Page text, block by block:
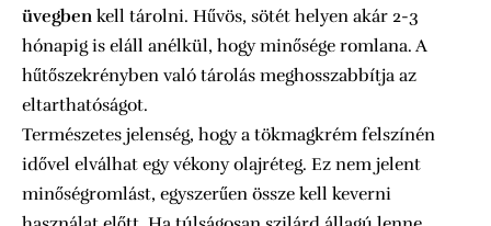
üvegben kell tárolni. Hűvös, sötét helyen akár 2-3
hónapig is eláll anélkül, hogy minősége romlana. A
hűtőszekrényben való tárolás meghosszabbítja az
eltarthatóságot.
Természetes jelenség, hogy a tökmagkrém felszínén
idővel elválhat egy vékony olajréteg. Ez nem jelent
minőségromlást, egyszerűen össze kell keverni